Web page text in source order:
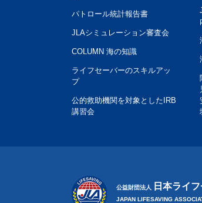
パトロール統計報告書
JLAシミュレーション審査会
COLUMN 海の知識
ライフセーバーのスキルアッ
プ
公的救助機関を対象としたIRB
講習会
公益財団法人 日本ライ
JAPAN LIFESAVING